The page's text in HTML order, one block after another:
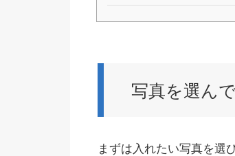
写真を選ん
まずは入れたい写真を選